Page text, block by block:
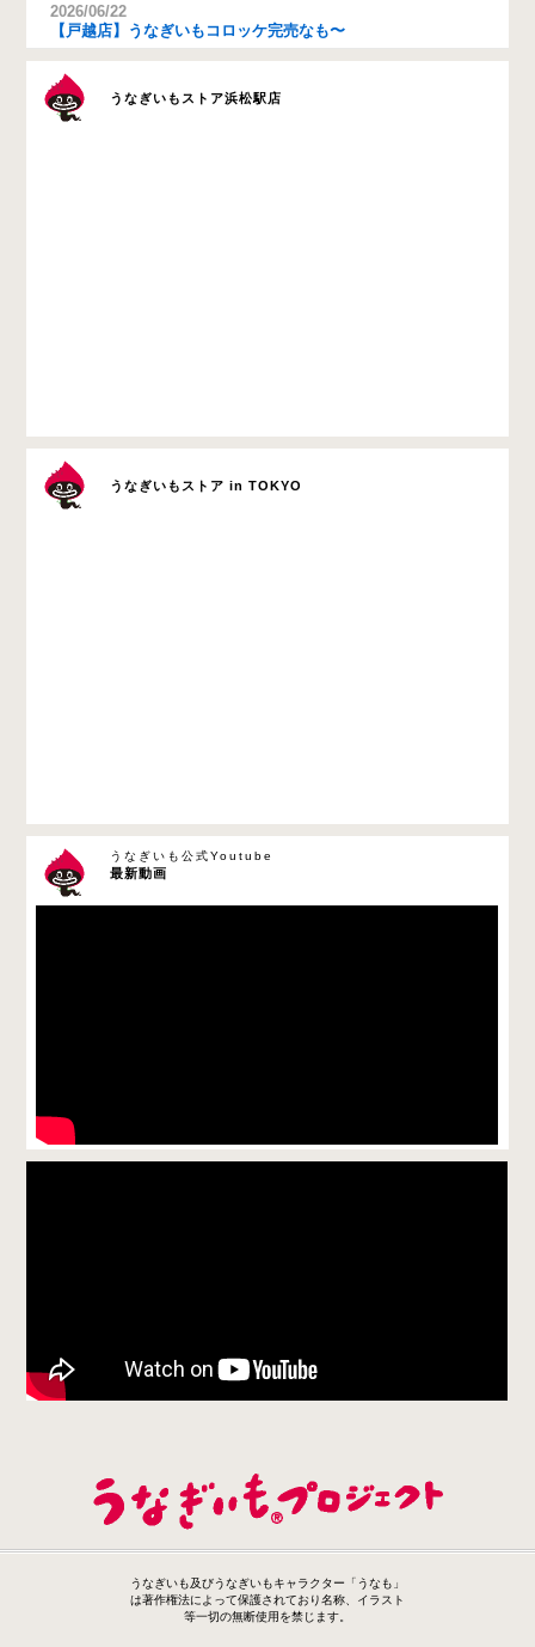
2026/06/22
【戸越店】うなぎいもコロッケ完売なも〜
うなぎいもストア浜松駅店
うなぎいもストア in TOKYO
最新動画
うなぎいも公式Youtube
うなぎいも及びうなぎいもキャラクター「うなも」
は著作権法によって保護されており名称、イラスト
等一切の無断使用を禁じます。